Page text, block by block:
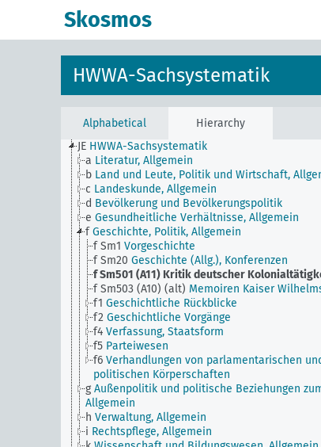
Skosmos
HWWA-Sachsystematik
Alphabetical
Hierarchy
JE HWWA-Sachsystematik
a Literatur, Allgemein
b Land und Leute, Politik und Wirtschaft,
c Landeskunde, Allgemein
d Bevölkerung und Bevölkerungspolitik
e Gesundheitliche Verhältnisse, Allgemein
f Geschichte, Politik, Allgemein
f Sm1 Vorgeschichte
f Sm20 Geschichte (Allg.), Konferenzen
f Sm501 (A11) Kritik deutscher
f Sm503 (A10) (alt) Memoiren Kaiser
f1 Geschichtliche Rückblicke
f2 Geschichtliche Vorgänge
f4 Verfassung, Staatsform
f5 Parteiwesen
f6 Verhandlungen von parlamentarischen
politischen Körperschaften
g Außenpolitik und politische Beziehungen
Allgemein
h Verwaltung, Allgemein
i Rechtspflege, Allgemein